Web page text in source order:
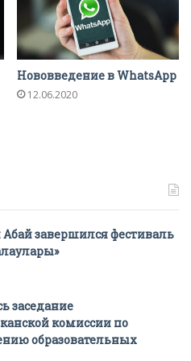
Нововведение в WhatsApp
12.06.2020
Абай завершился фестиваль
заседание
комиссии по
образовательных